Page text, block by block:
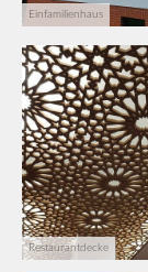
Einfamilienhaus
Restaurantdecke